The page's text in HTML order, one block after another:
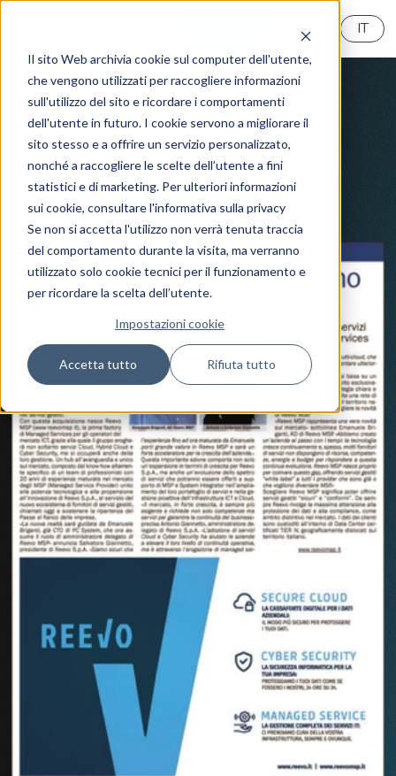
Il sito Web archivia cookie sul computer dell'utente,
che vengono utilizzati per raccogliere informazioni
sull'utilizzo del sito e ricordare i comportamenti
dell'utente in futuro. I cookie servono a migliorare il
sito stesso e a offrire un servizio personalizzato,
nonché a raccogliere le scelte dell’utente a fini
statistici e di marketing. Per ulteriori informazioni
sui cookie, consultare l'informativa sulla privacy
Se non si accetta l'utilizzo non verrà tenuta traccia
del comportamento durante la visita, ma verranno
utilizzato solo cookie tecnici per il funzionamento e
per ricordare la scelta dell’utente.
Impostazioni cookie
Accetta tutto Rifiuta tutto
IT
Comunicati stampa
MILANO FINANZA: Reevo
lancia il primo hub dedicato
agli MSP